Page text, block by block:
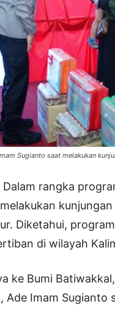
Sugianto saat melakukan
Dalam rangka
Diketahui,
di wilayah
ke Bumi
Ade Imam Sugianto